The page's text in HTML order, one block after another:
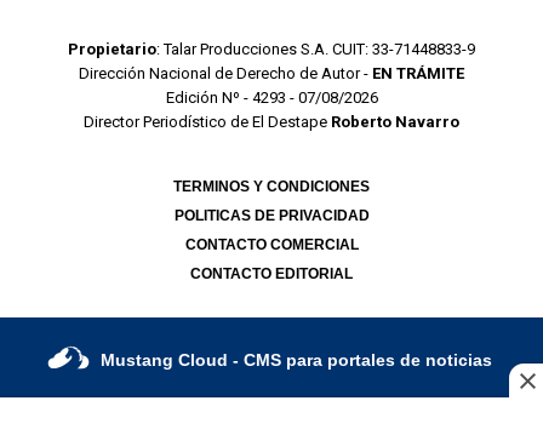
Propietario: Talar Producciones S.A. CUIT: 33-71448833-9
Dirección Nacional de Derecho de Autor - EN TRÁMITE
Edición Nº - 4293 - 07/08/2026
Director Periodístico de El Destape Roberto Navarro
TERMINOS Y CONDICIONES
POLITICAS DE PRIVACIDAD
CONTACTO COMERCIAL
CONTACTO EDITORIAL
Mustang Cloud - CMS para portales de noticias